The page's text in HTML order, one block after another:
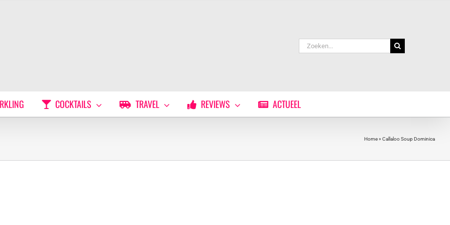
Zoeken
naar:
COCKTAILS TRAVEL REVIEWS ACTUEEL
Home» Callaloo Soup Dominica